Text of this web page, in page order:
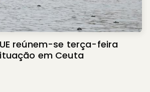
reúnem-se terça-feira
em Ceuta